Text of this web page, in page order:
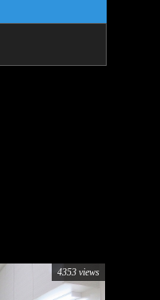
4353 views